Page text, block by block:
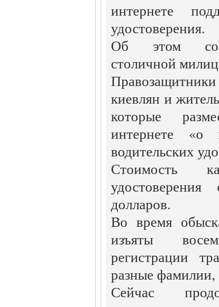
интернете
удостоверения.
Об этом
столичной
киевлян и
которые
интернете
водительских
Стоимость
долларов.
Во время
изъяты
регистрации
разные
Сейчас